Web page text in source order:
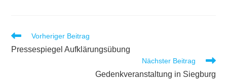
Weitere
Artikel
ansehen
Vorheriger Beitrag
Pressespiegel Aufklärungsübung
Nächster Beitrag
Gedenkveranstaltung in Siegburg